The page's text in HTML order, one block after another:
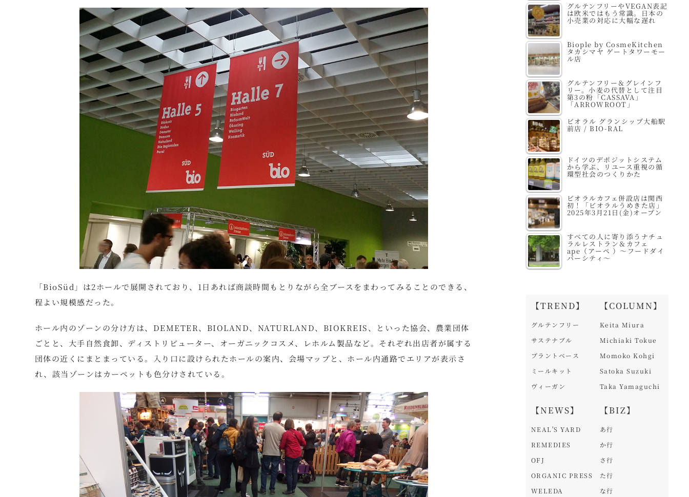
「BioSüd」は2ホールで展開されており、1日あれば商談時間もとりながら全ブースをまわってみることのできる、
程よい規模感だった。
ホール内のゾーンの分け方は、DEMETER、BIOLAND、NATURLAND、BIOKREIS、といった協会、農業団体
ごとと、大手自然食卸、ディストリビューター、オーガニックコスメ、レホルム製品など。それぞれ出店者が属する
団体の近くにまとまっている。入り口に設けられたホールの案内、会場マップと、ホール内通路でエリアが表示さ
れ、該当ゾーンはカーペットも色分けされている。
グルテンフリーやVEGAN表記
は欧米ではもう常識。日本の
小売業の対応に大幅な遅れ
Biople by CosmeKitchen
タカシマヤ ゲートタワーモー
ル店
グルテンフリー＆グレインフ
リー。小麦の代替として注目
第3の粉「CASSAVA」
「ARROWROOT」
ビオラル グランシップ大船駅
前店 / BIO-RAL
ドイツのデポジットシステム
から学ぶ、リユース重視の循
環型社会のつくりかた
ビオラルカフェ併設店は関西
初！「ビオラルうめきた店」
2025年3月21日(金)オープン
すべての人に寄り添うナチュ
ラルレストラン＆カフェ
ape（アーペ ）～フードダイ
バーシティ～
【TREND】
グルテンフリー
サステナブル
プラントベース
ミールキット
ヴィーガン
【NEWS】
NEAL'S YARD
REMEDIES
OFJ
ORGANIC PRESS
WELEDA
【COLUMN】
Keita Miura
Michiaki Tokue
Momoko Kohgi
Satoka Suzuki
Taka Yamaguchi
【BIZ】
あ行
か行
さ行
た行
な行